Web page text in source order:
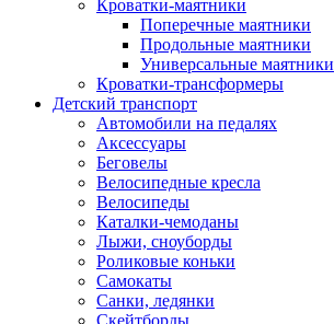
Кроватки-маятники
Поперечные маятники
Продольные маятники
Универсальные маятники
Кроватки-трансформеры
Детский транспорт
Автомобили на педалях
Аксессуары
Беговелы
Велосипедные кресла
Велосипеды
Каталки-чемоданы
Лыжи, сноуборды
Роликовые коньки
Самокаты
Санки, ледянки
Скейтборды